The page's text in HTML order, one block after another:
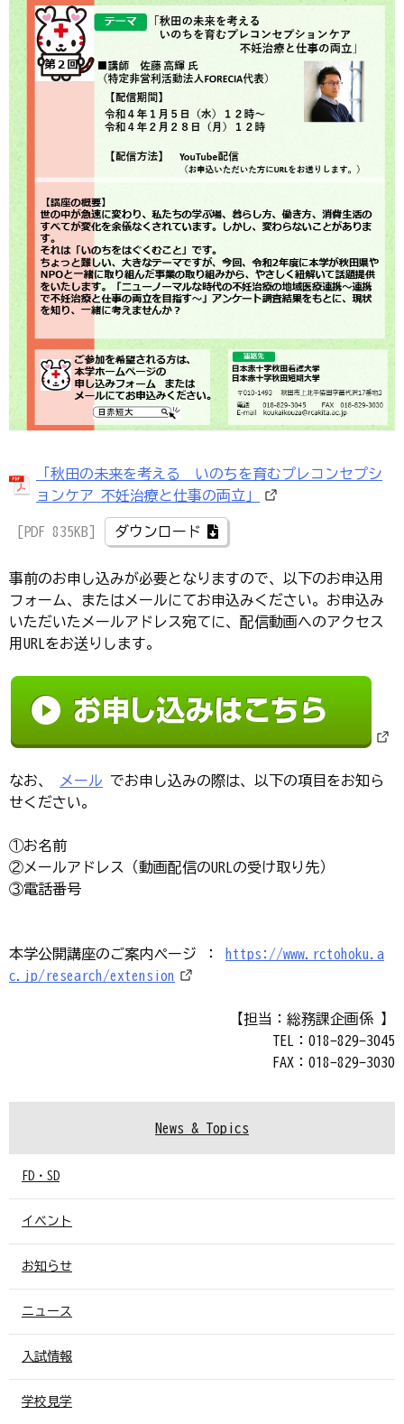
「秋田の未来を考える いのちを育むプレコンセプシ
ョンケア 不妊治療と仕事の両立」
[PDF 835KB] ダウンロード
事前のお申し込みが必要となりますので、以下のお申込用
フォーム、またはメールにてお申込みください。お申込み
いただいたメールアドレス宛てに、配信動画へのアクセス
用URLをお送りします。
なお、 メール でお申し込みの際は、以下の項目をお知ら
せください。
①お名前
②メールアドレス（動画配信のURLの受け取り先）
③電話番号
本学公開講座のご案内ページ ：
https://www.rctohoku.a
c.jp/research/extension
【担当：総務課企画係 】
TEL：018-829-3045
FAX：018-829-3030
News & Topics
FD・SD
イベント
お知らせ
ニュース
入試情報
学校見学